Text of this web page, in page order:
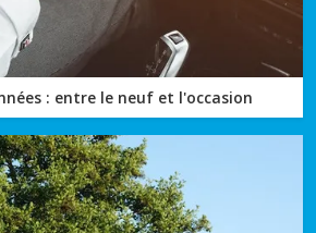
: entre le neuf et l'occasion